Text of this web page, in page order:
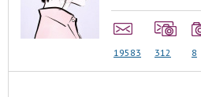
19583 312 8